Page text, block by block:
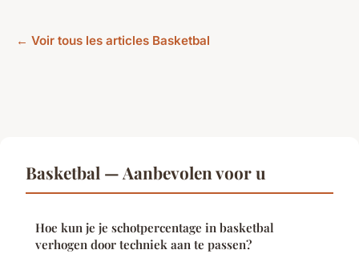
← Voir tous les articles Basketbal
Basketbal — Aanbevolen voor u
Hoe kun je je schotpercentage in basketbal
verhogen door techniek aan te passen?